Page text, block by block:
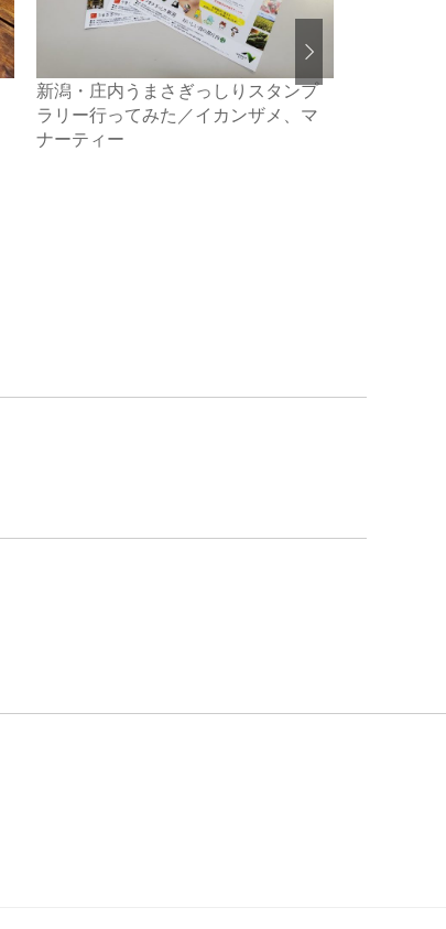
新潟・庄内うまさぎっしりスタンプ
ラリー行ってみた／イカンザメ、マ
ナーティー